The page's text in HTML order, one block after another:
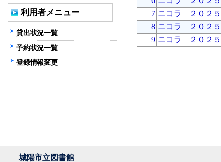
7 ニコラ ２０２
8 ニコラ ２０２
9 ニコラ ２０２５
利用者メニュー
貸出状況一覧
予約状況一覧
登録情報変更
城陽市立図書館